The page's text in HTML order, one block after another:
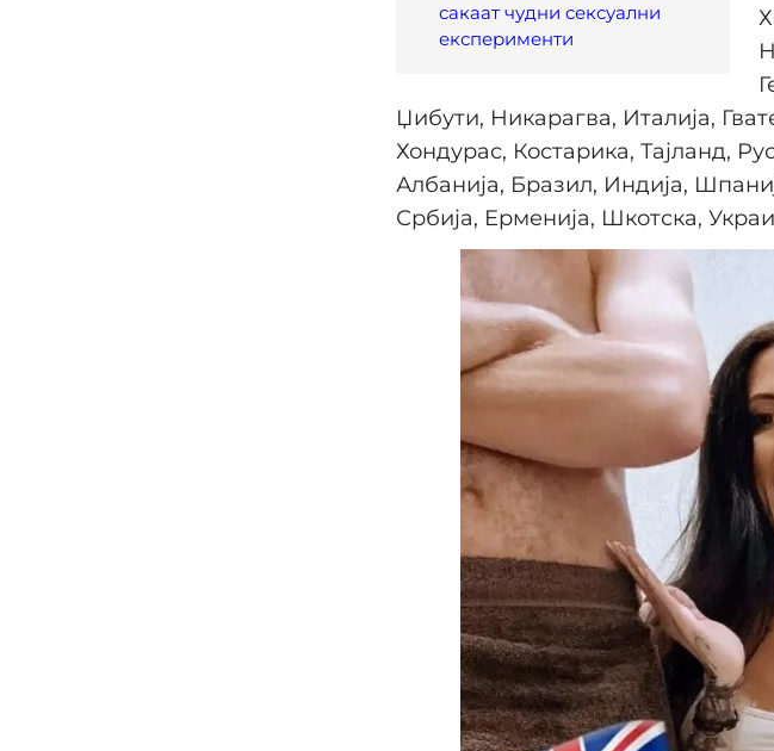
сакаат чудни сексуални
експерименти
Џибути, Никарагва, Италија,
Хондурас, Костарика, Тајланд,
Албанија, Бразил, Индија,
Србија, Ерменија, Шкотска,